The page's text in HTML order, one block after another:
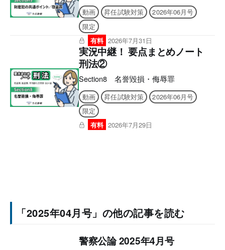
動画 昇任試験対策
2026年06月号
限定
有料 2026年7月31日
実況中継！ 要点まとめノート
刑法②
Section8 名誉毀損・侮辱罪
動画 昇任試験対策
2026年06月号
限定
有料 2026年7月29日
「2025年04月号」の他の記事を読む
警察公論 2025年4月号